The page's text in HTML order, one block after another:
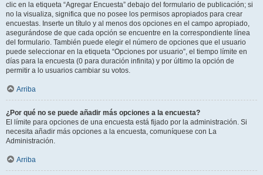
clic en la etiqueta “Agregar Encuesta” debajo del formulario de publicación; si
no la visualiza, significa que no posee los permisos apropiados para crear
encuestas. Inserte un título y al menos dos opciones en el campo apropiado,
asegurándose de que cada opción se encuentre en la correspondiente línea
del formulario. También puede elegir el número de opciones que el usuario
puede seleccionar en la etiqueta “Opciones por usuario”, el tiempo límite en
días para la encuesta (0 para duración infinita) y por último la opción de
permitir a lo usuarios cambiar su votos.
Arriba
¿Por qué no se puede añadir más opciones a la encuesta?
El límite para opciones de una encuesta está fijado por la administración. Si
necesita añadir más opciones a la encuesta, comuníquese con La
Administración.
Arriba